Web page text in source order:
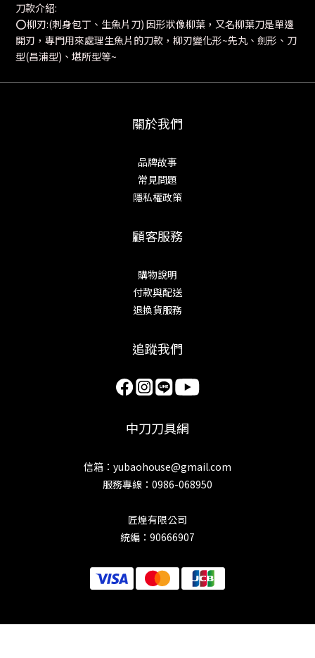
刀款介紹:
⭕️柳刃:(刺身包丁、生魚片刀) 因形狀像柳葉，又名柳葉刀是單邊
開刃，專門用來處理生魚片的刀款，柳刃變化形~先丸、劍形、刀
型(昌浦型)、堪所型等~
關於我們
品牌故事
常見問題
隱私權政策
顧客服務
購物說明
付款與配送
退換貨服務
追蹤我們
中刀刀具網
信箱：yubaohouse@gmail.com
服務專線：0986-068950
匠煌有限公司
統編：90666907